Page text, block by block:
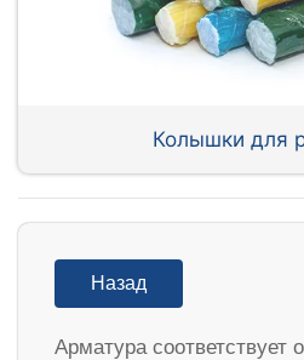
Колышки для
Назад
Арматура